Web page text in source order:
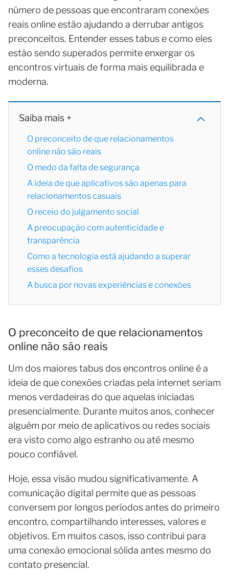
número de pessoas que encontraram conexões
reais online estão ajudando a derrubar antigos
preconceitos. Entender esses tabus e como eles
estão sendo superados permite enxergar os
encontros virtuais de forma mais equilibrada e
moderna.
Saiba mais +
O preconceito de que relacionamentos
online não são reais
O medo da falta de segurança
A ideia de que aplicativos são apenas para
relacionamentos casuais
O receio do julgamento social
A preocupação com autenticidade e
transparência
Como a tecnologia está ajudando a superar
esses desafios
A busca por novas experiências e conexões
O preconceito de que relacionamentos
online não são reais
Um dos maiores tabus dos encontros online é a
ideia de que conexões criadas pela internet seriam
menos verdadeiras do que aquelas iniciadas
presencialmente. Durante muitos anos, conhecer
alguém por meio de aplicativos ou redes sociais
era visto como algo estranho ou até mesmo
pouco confiável.
Hoje, essa visão mudou significativamente. A
comunicação digital permite que as pessoas
conversem por longos períodos antes do primeiro
encontro, compartilhando interesses, valores e
objetivos. Em muitos casos, isso contribui para
uma conexão emocional sólida antes mesmo do
contato presencial.